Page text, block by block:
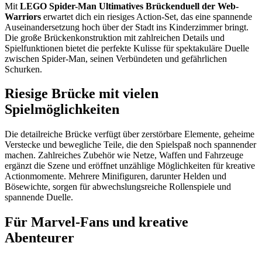
Mit LEGO Spider-Man Ultimatives Brückenduell der Web-
Warriors erwartet dich ein riesiges Action-Set, das eine spannende
Auseinandersetzung hoch über der Stadt ins Kinderzimmer bringt.
Die große Brückenkonstruktion mit zahlreichen Details und
Spielfunktionen bietet die perfekte Kulisse für spektakuläre Duelle
zwischen Spider-Man, seinen Verbündeten und gefährlichen
Schurken.
Riesige Brücke mit vielen
Spielmöglichkeiten
Die detailreiche Brücke verfügt über zerstörbare Elemente, geheime
Verstecke und bewegliche Teile, die den Spielspaß noch spannender
machen. Zahlreiches Zubehör wie Netze, Waffen und Fahrzeuge
ergänzt die Szene und eröffnet unzählige Möglichkeiten für kreative
Actionmomente. Mehrere Minifiguren, darunter Helden und
Bösewichte, sorgen für abwechslungsreiche Rollenspiele und
spannende Duelle.
Für Marvel-Fans und kreative
Abenteurer